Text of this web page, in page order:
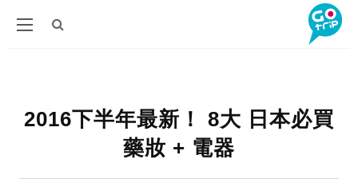
2016下半年最新！ 8大 日本必買
藥妝 + 電器